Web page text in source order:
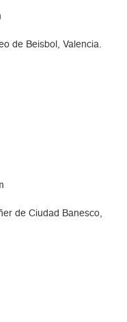
de Beisbol, Valencia.
de Ciudad Banesco,